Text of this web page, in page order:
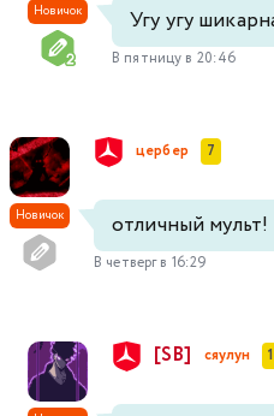
Новичок Угу угу
В пятницу в 20:46
Новичок
цербер 7
отличный мульт!
В четверг в 16:29
[SB] сяулун